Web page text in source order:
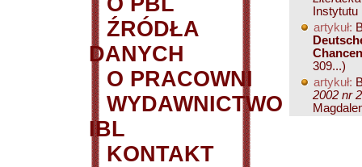
ŹRÓDŁA
DANYCH
O PRACOWNI
WYDAWNICTWO
IBL
KONTAKT
artykuł:
Chancen
309...)
artykuł:
2002 nr